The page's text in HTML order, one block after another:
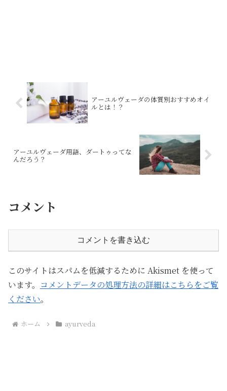
アーユルヴェーダの体質別おすすめオイ
ルとは！？
アーユルヴェーダ用語、ダートゥってな
んだろう？
コメント
コメントを書き込む
このサイトはスパムを低減するために Akismet を使って
います。 コメントデータの処理方法の詳細はこちらをご覧
ください。
ホーム ayurveda